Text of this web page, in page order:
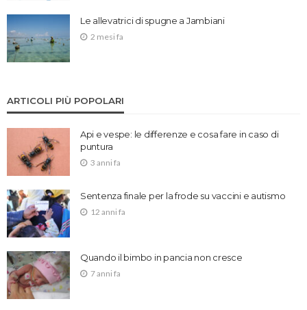
Le allevatrici di spugne a Jambiani
2 mesi fa
ARTICOLI PIÙ POPOLARI
Api e vespe: le differenze e cosa fare in caso di
puntura
3 anni fa
Sentenza finale per la frode su vaccini e autismo
12 anni fa
Quando il bimbo in pancia non cresce
7 anni fa